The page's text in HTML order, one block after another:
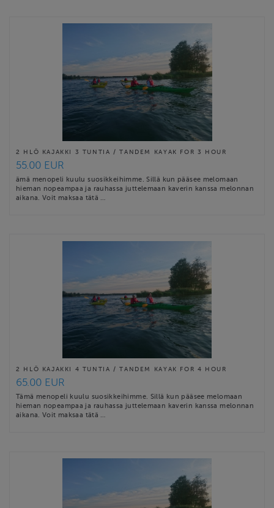
2 HLÖ KAJAKKI 3 TUNTIA / TANDEM KAYAK FOR 3 HOUR
55.00 EUR
ämä menopeli kuulu suosikkeihimme. Sillä kun pääsee melomaan
hieman nopeampaa ja rauhassa juttelemaan kaverin kanssa melonnan
aikana. Voit maksaa tätä …
2 HLÖ KAJAKKI 4 TUNTIA / TANDEM KAYAK FOR 4 HOUR
65.00 EUR
Tämä menopeli kuulu suosikkeihimme. Sillä kun pääsee melomaan
hieman nopeampaa ja rauhassa juttelemaan kaverin kanssa melonnan
aikana. Voit maksaa tätä …